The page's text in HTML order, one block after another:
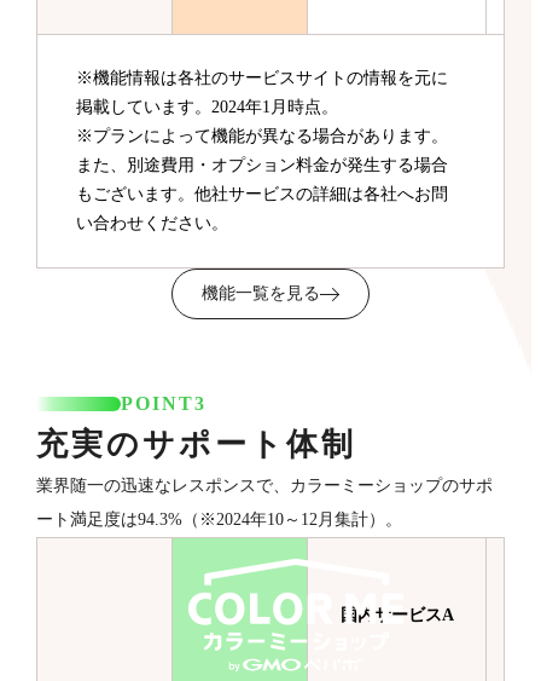
※機能情報は各社のサービスサイトの情報を元に
掲載しています。2024年1月時点。
※プランによって機能が異なる場合があります。
また、別途費用・オプション料金が発生する場合
もございます。他社サービスの詳細は各社へお問
い合わせください。
機能一覧を見る
POINT3
充実のサポート体制
業界随一の迅速なレスポンスで、カラーミーショップのサポ
ート満足度は94.3%（※2024年10～12月集計）。
国内サービスA